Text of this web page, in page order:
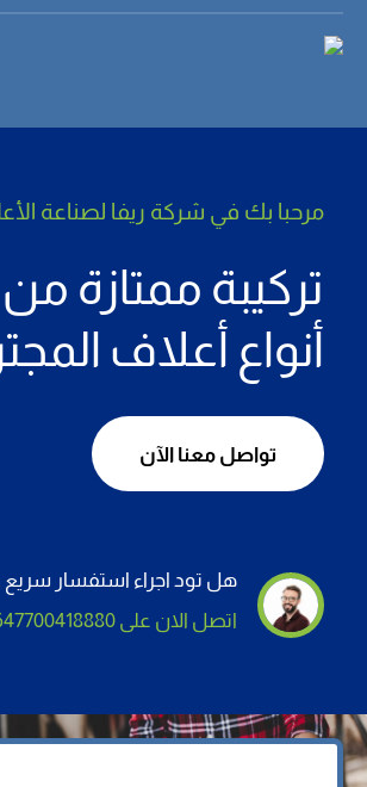
Skip
منتجاتنا
Extruder
مرحبا بك في شركة ريفا لصناعة
تركيبة ممتازة
أنواع أعلاف
تواصل معنا الآن
هل تود اجراء استفسار سريع
اتصل الان على 009647700418880